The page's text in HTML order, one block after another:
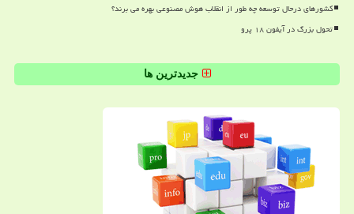
کشورهای درحال توسعه چه طور از انقلاب هوش مصنوعی بهره می برند؟
تحول بزرگ در آیفون ۱۸ پرو
جدیدترین ها